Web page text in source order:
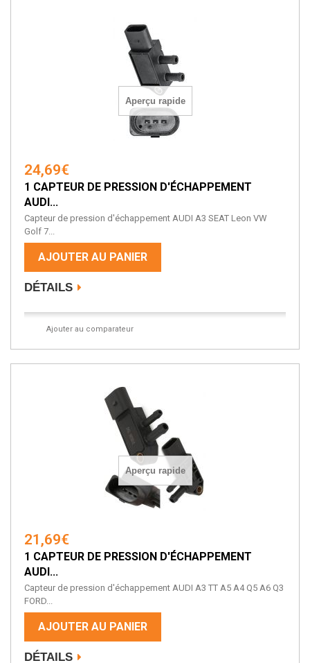
Aperçu rapide
24,69€
1 CAPTEUR DE PRESSION D'ÉCHAPPEMENT
AUDI...
Capteur de pression d'échappement AUDI A3 SEAT Leon VW
Golf 7...
AJOUTER AU PANIER
DÉTAILS
Ajouter au comparateur
Aperçu rapide
21,69€
1 CAPTEUR DE PRESSION D'ÉCHAPPEMENT
AUDI...
Capteur de pression d'échappement AUDI A3 TT A5 A4 Q5 A6 Q3
FORD...
AJOUTER AU PANIER
DÉTAILS